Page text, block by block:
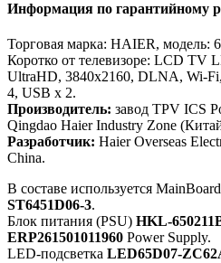
Информация по гарантийному
Торговая марка: HAIER, модель:
Коротко от телевизоре: LCD
UltraHD, 3840x2160, DLNA, Wi-
4, USB х 2.
Производитель: завод TPV ICS
Qingdao Haier Industry Zone
Разработчик: Haier Overseas
China.
В составе используется MainBoard
ST6451D06-3.
Блок питания (PSU) HKL-
ERP261501011960 Power Supply.
LED-подсветка LED65D07-